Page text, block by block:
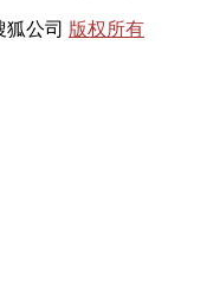
公司 版权所有